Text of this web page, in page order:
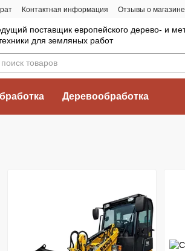
Контактная информация Отзывы о магазине
поставщик европейского дерево- и
для земляных работ
Деревообработка